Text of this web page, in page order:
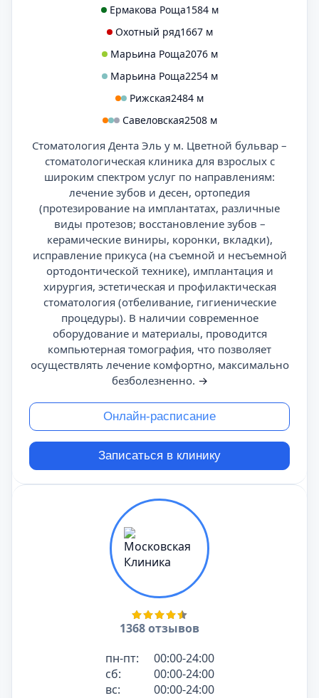
Ермакова Роща1584 м
Охотный ряд1667 м
Марьина Роща2076 м
Марьина Роща2254 м
Рижская2484 м
Савеловская2508 м
Стоматология Дента Эль у м. Цветной бульвар –
стоматологическая клиника для взрослых с
широким спектром услуг по направлениям:
лечение зубов и десен, ортопедия
(протезирование на имплантатах, различные
виды протезов; восстановление зубов –
керамические виниры, коронки, вкладки),
исправление прикуса (на съемной и несъемной
ортодонтической технике), имплантация и
хирургия, эстетическая и профилактическая
стоматология (отбеливание, гигиенические
процедуры). В наличии современное
оборудование и материалы, проводится
компьютерная томография, что позволяет
осуществлять лечение комфортно, максимально
безболезненно. →
Онлайн-расписание
Записаться в клинику
1368 отзывов
пн-пт:
00:00-24:00
сб:
00:00-24:00
вс:
00:00-24:00